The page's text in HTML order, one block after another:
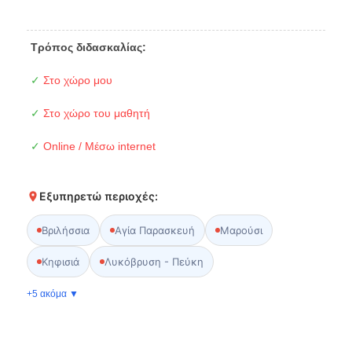
Τρόπος διδασκαλίας:
✓ Στο χώρο μου
✓ Στο χώρο του μαθητή
✓ Online / Μέσω internet
Εξυπηρετώ περιοχές:
Βριλήσσια Αγία Παρασκευή Μαρούσι
Κηφισιά Λυκόβρυση - Πεύκη
+5 ακόμα ▼